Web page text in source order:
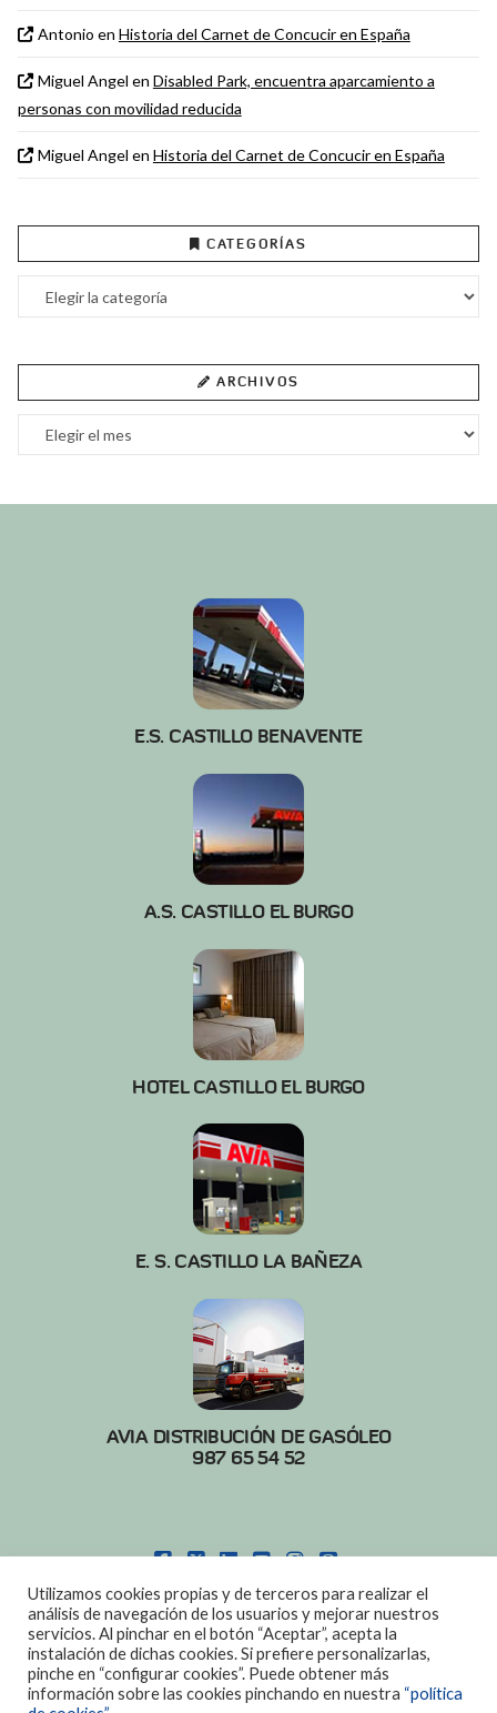
Antonio en Historia del Carnet de Concucir en España
Miguel Angel en Disabled Park, encuentra aparcamiento a
personas con movilidad reducida
Miguel Angel en Historia del Carnet de Concucir en España
CATEGORÍAS
Categorías
ARCHIVOS
Archivos
E.S. CASTILLO BENAVENTE
A.S. CASTILLO EL BURGO
HOTEL CASTILLO EL BURGO
E. S. CASTILLO LA BAÑEZA
AVIA DISTRIBUCIÓN DE GASÓLEO
987 65 54 52
POLITICA DE COOKIES|AVISO LEGAL
DISEÑO: DIAN SISTEMAS
Utilizamos cookies propias y de terceros para realizar el
análisis de navegación de los usuarios y mejorar nuestros
servicios. Al pinchar en el botón “Aceptar”, acepta la
instalación de dichas cookies. Si prefiere personalizarlas,
pinche en “configurar cookies”. Puede obtener más
información sobre las cookies pinchando en nuestra “política